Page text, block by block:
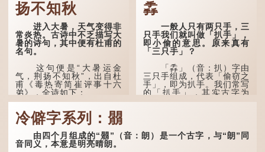
扬不知秋
进入大暑，天气变得非
常炎热。古诗中不乏描写大
暑的诗句，其中便有杜甫的
名句。
这句便是“大暑运金
气，荆扬不知秋”，出自杜
甫《毒热寄简崔评事十六
弟》，全诗如下：
大暑运金气，荆扬不知
秋。
林下有塌翼，水中无行
舟。
掱
一般人只有两只手，三
只手我们就叫做「扒手」，
即小偷的意思。原来真有
「三只手」？
「掱」（音：扒）字由
三只手组成，代表「偷窃之
手」，即为扒手。我们常写
的「扒手」，其实古字为
「掱手」。
人呼翦绺贼曰掱手，犹言扒
手也，亦曰瘪三码子。」
冷僻字系列：朤
由四个月组成的“朤”（音：朗）是一个古字，与“朗”同
音同义，本意是明亮晴朗。